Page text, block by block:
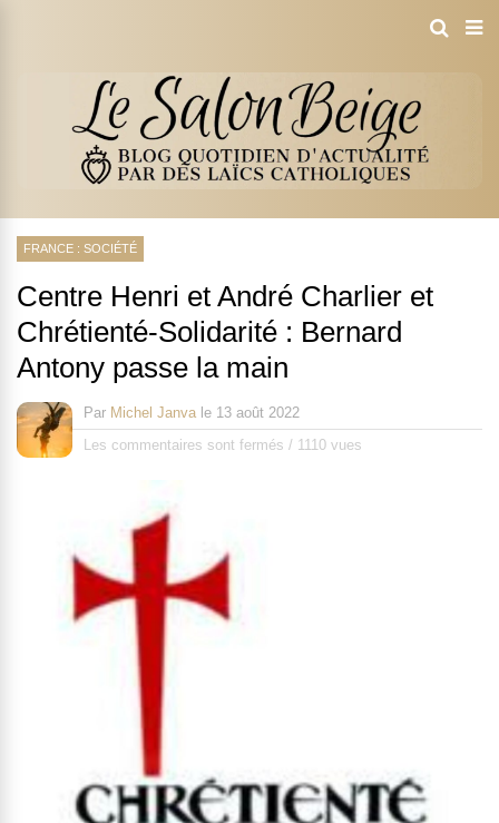
FRANCE : SOCIÉTÉ
Centre Henri et André Charlier et
Chrétienté-Solidarité : Bernard
Antony passe la main
Par Michel Janva le 13 août 2022
Les commentaires sont fermés / 1110 vues